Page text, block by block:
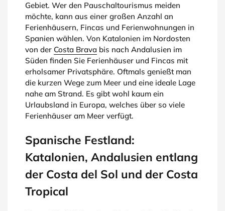
Gebiet. Wer den Pauschaltourismus meiden
möchte, kann aus einer großen Anzahl an
Ferienhäusern, Fincas und Ferienwohnungen in
Spanien wählen. Von Katalonien im Nordosten
von der Costa Brava bis nach Andalusien im
Süden finden Sie Ferienhäuser und Fincas mit
erholsamer Privatsphäre. Oftmals genießt man
die kurzen Wege zum Meer und eine ideale Lage
nahe am Strand. Es gibt wohl kaum ein
Urlaubsland in Europa, welches über so viele
Ferienhäuser am Meer verfügt.
Spanische Festland:
Katalonien, Andalusien entlang
der Costa del Sol und der Costa
Tropical